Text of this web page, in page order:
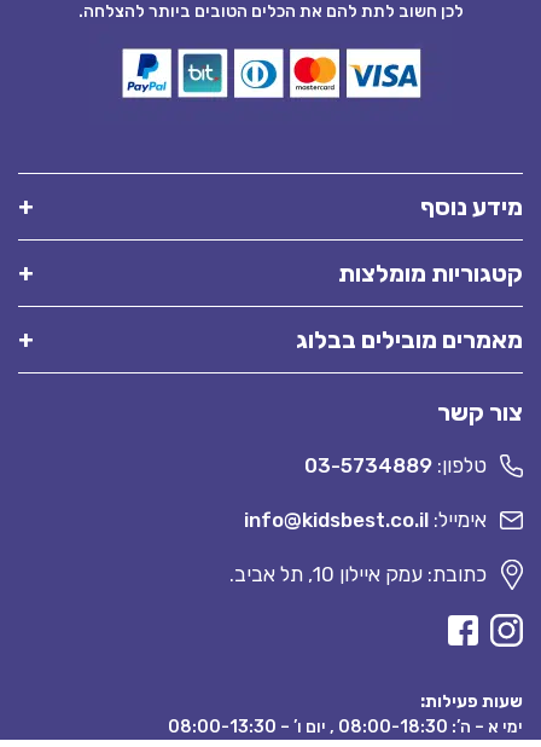
לכן חשוב לתת להם את הכלים הטובים ביותר להצלחה.
מידע נוסף
קטגוריות מומלצות
מאמרים מובילים בבלוג
צור קשר
טלפון: 03-5734889
אימייל: info@kidsbest.co.il
כתובת: עמק איילון 10, תל אביב.
שעות פעילות:
ימי א – ה’: 08:00-18:30 , יום ו’ – 08:00-13:30